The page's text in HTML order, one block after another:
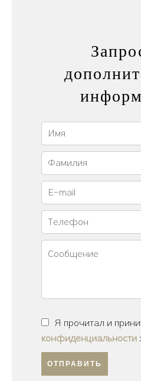
Я прочитал и
конфиденциальности
ОТПРАВИТЬ